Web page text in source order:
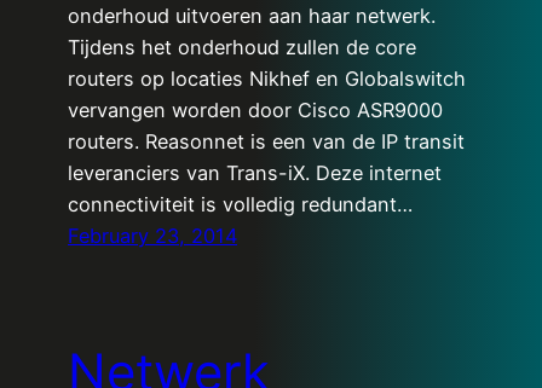
onderhoud uitvoeren aan haar netwerk.
Tijdens het onderhoud zullen de core
routers op locaties Nikhef en Globalswitch
vervangen worden door Cisco ASR9000
routers. Reasonnet is een van de IP transit
leveranciers van Trans-iX. Deze internet
connectiviteit is volledig redundant…
February 23, 2014
Netwerk